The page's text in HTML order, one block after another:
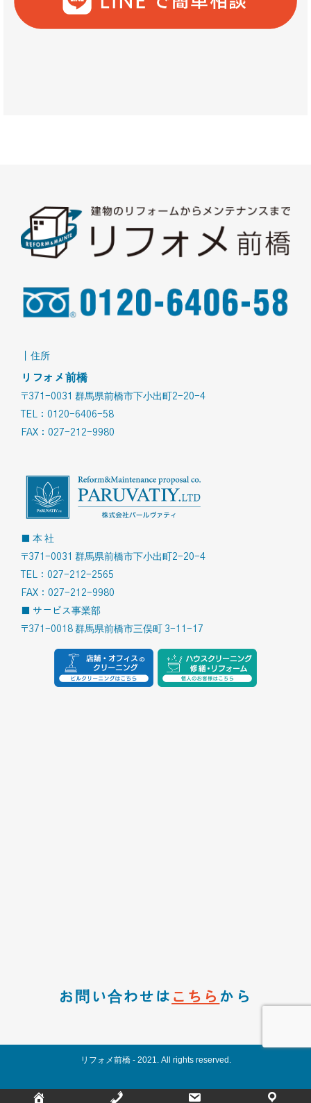
｜住所
リフォメ前橋
〒371-0031 群馬県前橋市下小出町2-20-4
TEL：0120-6406-58
FAX：027-212-9980
■ 本 社
〒371-0031 群馬県前橋市下小出町2-20-4
TEL：027-212-2565
FAX：027-212-9980
■ サービス事業部
〒371-0018 群馬県前橋市三俣町 3-11-17
お問い合わせは こちら から
リフォメ前橋 - 2021. All rights reserved.